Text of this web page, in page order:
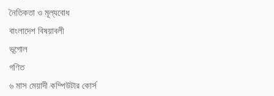
নৈতিকতা ও মূল্যবোধ
বাংলাদেশ বিষয়াবলী
ভূগোল
গণিত
৬ মাস মেয়াদী কম্পিউটার কোর্স